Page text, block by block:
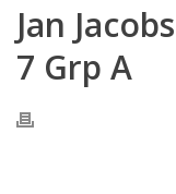
Jan
7 Grp A